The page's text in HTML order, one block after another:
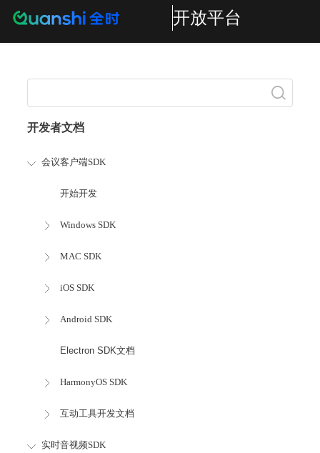
开放平台
开发者文档
会议客户端SDK
开始开发
Windows SDK
MAC SDK
iOS SDK
Android SDK
Electron SDK文档
HarmonyOS SDK
互动工具开发文档
实时音视频SDK